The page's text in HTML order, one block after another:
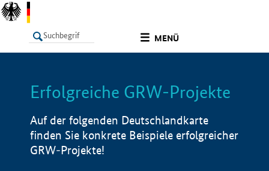
MENÜ
LISTE Info
Erfolgreiche GRW-Projekte
Auf der folgenden Deutschlandkarte
finden Sie konkrete Beispiele erfolgreicher
GRW-Projekte!